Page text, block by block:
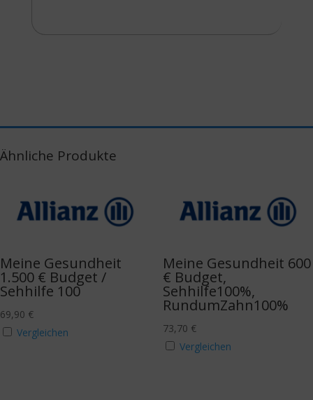
Ähnliche Produkte
Meine Gesundheit
1.500 € Budget /
Sehhilfe 100
69,90 €
Vergleichen
Meine Gesundheit 600
€ Budget,
Sehhilfe100%,
RundumZahn100%
73,70 €
Vergleichen